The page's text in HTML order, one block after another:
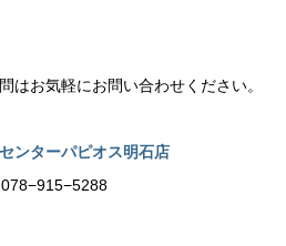
はお気軽にお問い合わせください。
ンターパピオス明石店